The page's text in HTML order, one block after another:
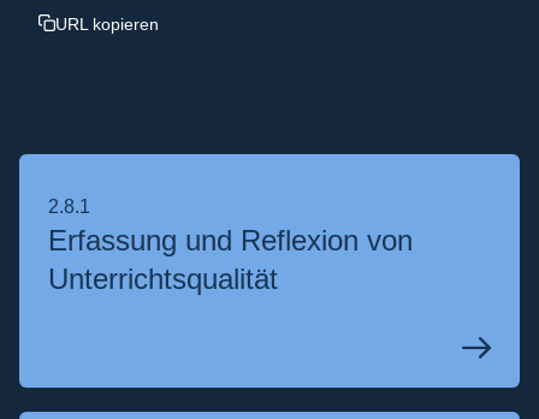
URL kopieren
2.8.1
Erfassung und Reflexion von
Unterrichts­qualität